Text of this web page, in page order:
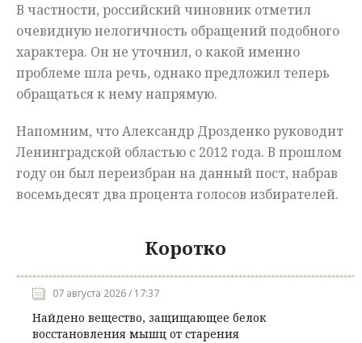
В частности, российский чиновник отметил
очевидную нелогичность обращений подобного
характера. Он не уточнил, о какой именно
проблеме шла речь, однако предложил теперь
обращаться к нему напрямую.
Напомним, что Александр Дрозденко руководит
Ленинградской областью с 2012 года. В прошлом
году он был переизбран на данный пост, набрав
восемьдесят два процента голосов избирателей.
Коротко
07 августа 2026 / 17:37
Найдено вещество, защищающее белок
восстановления мышц от старения